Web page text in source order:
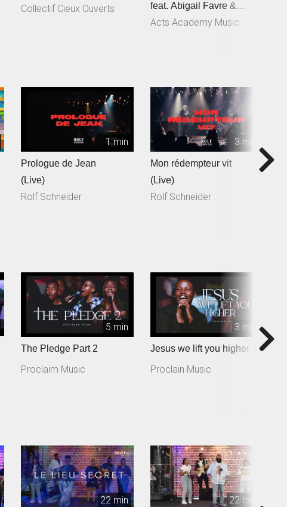
Collectif Cieux Ouverts
feat. Abigail Favre &
Esben Engholm
Acts Academy Music
1 min
Prologue de Jean
(Live)
Rolf Schneider
3 min
Mon rédempteur vit
(Live)
Rolf Schneider
5 min
The Pledge Part 2
Proclaim Music
3 min
Jesus we lift you higher
Proclain Music
22 min 22 min